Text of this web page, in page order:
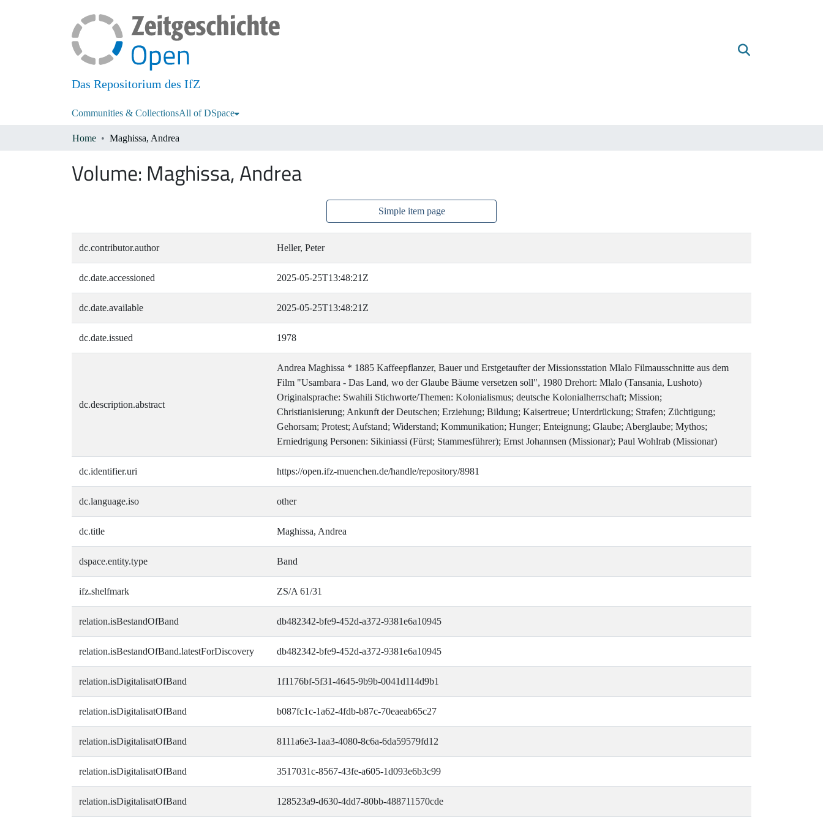
Das Repositorium des IfZ
Communities & CollectionsAll of DSpace
Home Maghissa, Andrea
Volume: Maghissa, Andrea
Simple item page
dc.contributor.author Heller, Peter
dc.date.accessioned 2025-05-25T13:48:21Z
dc.date.available 2025-05-25T13:48:21Z
dc.date.issued 1978
dc.description.abstract
Andrea Maghissa * 1885 Kaffeepflanzer, Bauer und Erstgetaufter der Missionsstation Mlalo Filmausschnitte aus dem
Film "Usambara - Das Land, wo der Glaube Bäume versetzen soll", 1980 Drehort: Mlalo (Tansania, Lushoto)
Originalsprache: Swahili Stichworte/Themen: Kolonialismus; deutsche Kolonialherrschaft; Mission;
Christianisierung; Ankunft der Deutschen; Erziehung; Bildung; Kaisertreue; Unterdrückung; Strafen; Züchtigung;
Gehorsam; Protest; Aufstand; Widerstand; Kommunikation; Hunger; Enteignung; Glaube; Aberglaube; Mythos;
Erniedrigung Personen: Sikiniassi (Fürst; Stammesführer); Ernst Johannsen (Missionar); Paul Wohlrab (Missionar)
dc.identifier.uri https://open.ifz-muenchen.de/handle/repository/8981
dc.language.iso other
dc.title Maghissa, Andrea
dspace.entity.type Band
ifz.shelfmark ZS/A 61/31
relation.isBestandOfBand db482342-bfe9-452d-a372-9381e6a10945
relation.isBestandOfBand.latestForDiscovery db482342-bfe9-452d-a372-9381e6a10945
relation.isDigitalisatOfBand 1f1176bf-5f31-4645-9b9b-0041d114d9b1
relation.isDigitalisatOfBand b087fc1c-1a62-4fdb-b87c-70eaeab65c27
relation.isDigitalisatOfBand 8111a6e3-1aa3-4080-8c6a-6da59579fd12
relation.isDigitalisatOfBand 3517031c-8567-43fe-a605-1d093e6b3c99
relation.isDigitalisatOfBand 128523a9-d630-4dd7-80bb-488711570cde